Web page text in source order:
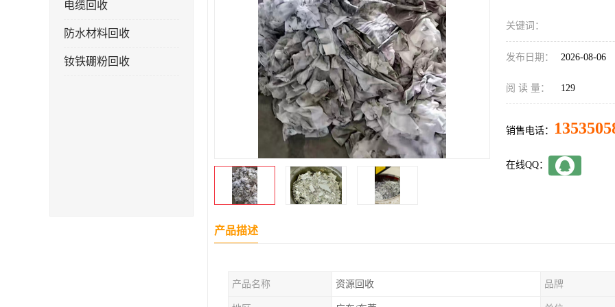
电缆回收
防水材料回收
钕铁硼粉回收
关键词：
发布日期： 2026-08-06
阅 读 量： 129
销售电话：
在线QQ：
产品描述
产品名称 资源回收 品牌